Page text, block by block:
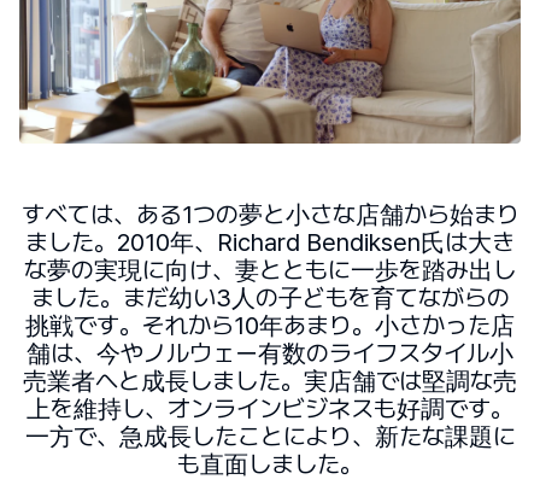
すべては、ある1つの夢と小さな店舗から始まり
ました。2010年、Richard Bendiksen氏は大き
な夢の実現に向け、妻とともに一歩を踏み出し
ました。まだ幼い3人の子どもを育てながらの
挑戦です。それから10年あまり。小さかった店
舗は、今やノルウェー有数のライフスタイル小
売業者へと成長しました。実店舗では堅調な売
上を維持し、オンラインビジネスも好調です。
一方で、急成長したことにより、新たな課題に
も直面しました。